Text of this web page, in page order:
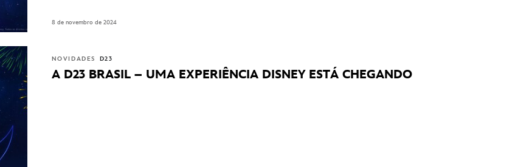
8 de novembro de 2024
NOVIDADES D23
A D23 BRASIL – UMA EXPERIÊNCIA DISNEY ESTÁ CHEGANDO